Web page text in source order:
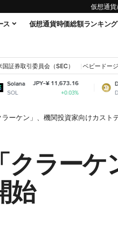
仮想通
ス 仮想通貨時価総額ランキング
国証券取引委員会（SEC） ベビードー
¥ 11,673.16
Dogecoin
DOGE
ーケン」、機関投資家向けカスト
クラー
始